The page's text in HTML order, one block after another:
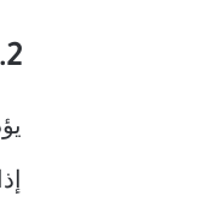
2. استخدم محول VGA-USB مزودًا بالطاقة